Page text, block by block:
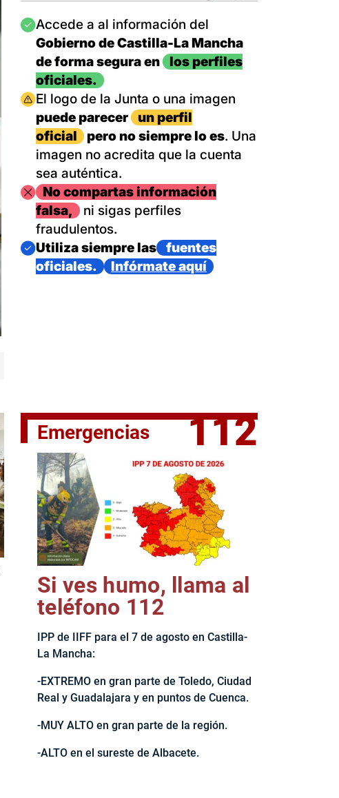
El jefe del Ejecutivo castellanomanchego, Emiliano García-
Imagen
Accede a al información del
Gobierno de Castilla-La Mancha
de forma segura en
los perfiles
oficiales.
Imagen
El logo de la Junta o una imagen
puede parecer
un perfil
oficial
pero no siempre lo es. Una
imagen no acredita que la cuenta
sea auténtica.
ImagenNo compartas información
falsa,
ni sigas perfiles
fraudulentos.
Imagen
Utiliza siempre las
fuentes
oficiales.
Infórmate aquí
Emergencias 112
Si ves humo, llama al
teléfono 112
IPP de IIFF para el 7 de agosto en Castilla-
La Mancha:
-EXTREMO en gran parte de Toledo, Ciudad
Real y Guadalajara y en puntos de Cuenca.
-MUY ALTO en gran parte de la región.
-ALTO en el sureste de Albacete.